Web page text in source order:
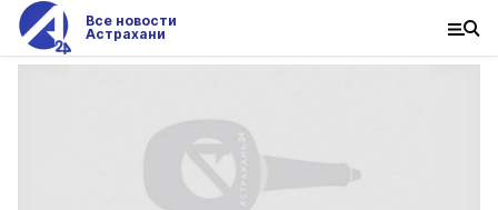
Все новости
Астрахани